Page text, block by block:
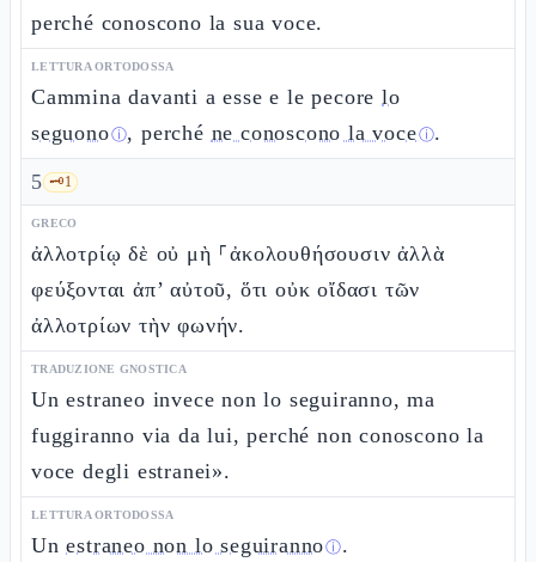
perché conoscono la sua voce.
LETTURA ORTODOSSA
Cammina davanti a esse e le pecorelo
seguonoⓘ, perché ne conoscono la voceⓘ.
5 🗝️1
GRECO
ἀλλοτρίῳ δὲ οὐ μὴ ⸀ἀκολουθήσουσιν ἀλλὰ
φεύξονται ἀπ’ αὐτοῦ, ὅτι οὐκ οἴδασι τῶν
ἀλλοτρίων τὴν φωνήν.
TRADUZIONE GNOSTICA
Un estraneo invece non lo seguiranno, ma
fuggiranno via da lui, perché non conoscono la
voce degli estranei».
LETTURA ORTODOSSA
Unestraneo non lo seguirannoⓘ.